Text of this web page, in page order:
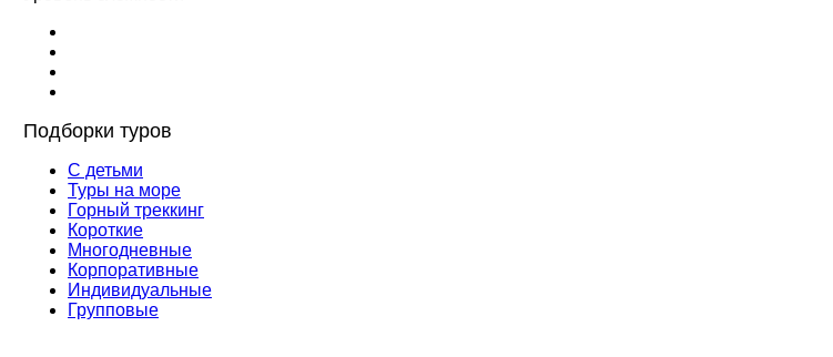
Подборки туров
С детьми
Туры на море
Горный треккинг
Короткие
Многодневные
Корпоративные
Индивидуальные
Групповые